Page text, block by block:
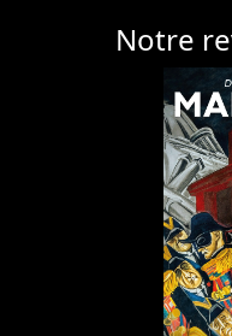
Notre